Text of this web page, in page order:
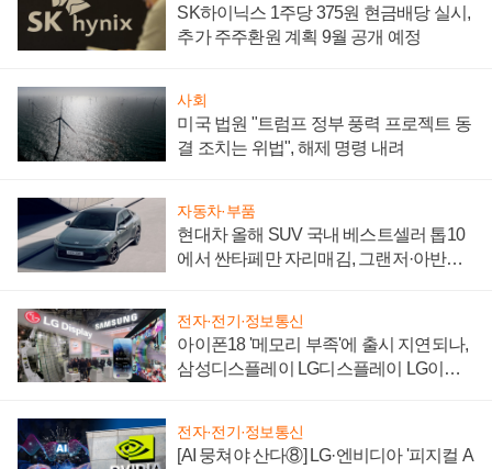
SK하이닉스 1주당 375원 현금배당 실시,
추가 주주환원 계획 9월 공개 예정
사회
미국 법원 "트럼프 정부 풍력 프로젝트 동
결 조치는 위법", 해제 명령 내려
자동차·부품
현대차 올해 SUV 국내 베스트셀러 톱10
에서 싼타페만 자리매김, 그랜저·아반떼
전자·전기·정보통신
아이폰18 '메모리 부족'에 출시 지연되나,
삼성디스플레이 LG디스플레이 LG이노
전자·전기·정보통신
[AI 뭉쳐야 산다⑧] LG·엔비디아 '피지컬 A